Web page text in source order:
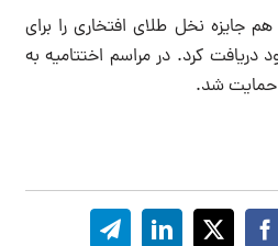
جایزه نخل طلای افتخاری را برای
کرد. در مراسم اختتامیه به
حمایت شد.